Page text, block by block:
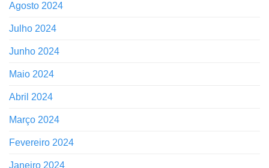
Agosto 2024
Julho 2024
Junho 2024
Maio 2024
Abril 2024
Março 2024
Fevereiro 2024
Janeiro 2024